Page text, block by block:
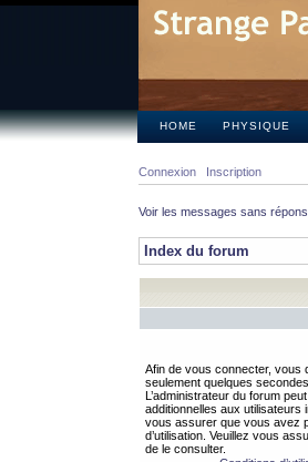
HOME PHYSIQUE
Connexion Inscription
Voir les messages sans
Index du forum
Afin de vous connecter, vous
seulement quelques
L’administrateur du forum
additionnelles aux
vous assurer que vous avez
d’utilisation. Veuillez vous
de le consulter.